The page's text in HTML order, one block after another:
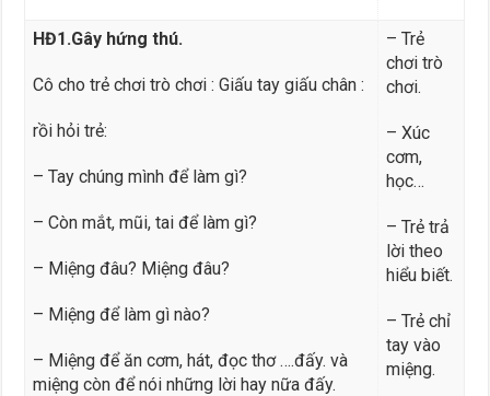
HĐ1.Gây hứng thú.
Cô cho trẻ chơi trò chơi : Giấu tay giấu chân :
rồi hỏi trẻ:
– Tay chúng mình để làm gì?
– Còn mắt, mũi, tai để làm gì?
– Miệng đâu? Miệng đâu?
– Miệng để làm gì nào?
– Miệng để ăn cơm, hát, đọc thơ ….đấy. và
miệng còn để nói những lời hay nữa đấy.
– Trẻ
chơi trò
chơi.
– Xúc
cơm,
học…
– Trẻ trả
lời theo
hiểu biết.
– Trẻ chỉ
tay vào
miệng.